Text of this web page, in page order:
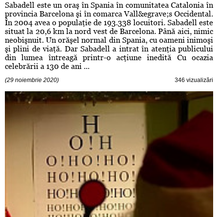
Sabadell este un oraş în Spania în comunitatea Catalonia în
provincia Barcelona şi în comarca Vall&egrave;s Occidental.
În 2004 avea o populaţie de 193.338 locuitori. Sabadell este
situat la 20,6 km la nord vest de Barcelona. Până aici, nimic
neobişnuit. Un orăşel normal din Spania, cu oameni inimoşi
şi plini de viaţă. Dar Sabadell a intrat în atenţia publicului
din lumea întreagă printr-o acţiune inedită Cu ocazia
celebrării a 130 de ani ...
(29 noiembrie 2020) 346 vizualizări